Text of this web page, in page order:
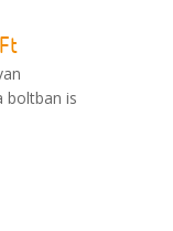
boltban is